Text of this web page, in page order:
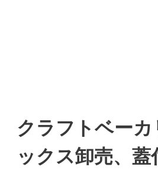
クラフトベー
ックス卸売、